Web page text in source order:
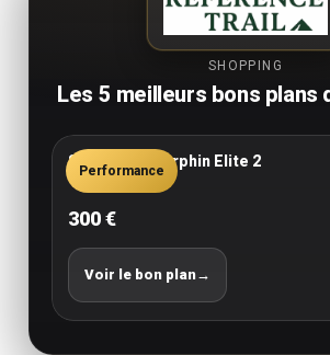
SHOPPING
Les 5 meilleurs bons plans
Performance
Saucony Endorphin Elite 2
300 €
Voir le bon plan→